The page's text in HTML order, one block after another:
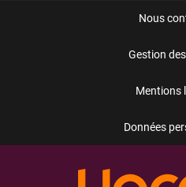
Nous
Gestion
Mentions
Données